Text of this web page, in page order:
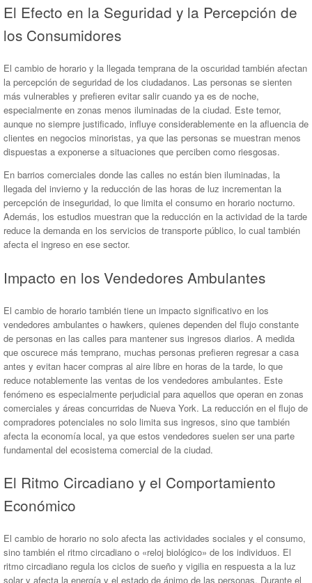
El Efecto en la Seguridad y la Percepción de
los Consumidores
El cambio de horario y la llegada temprana de la oscuridad también afectan
la percepción de seguridad de los ciudadanos. Las personas se sienten
más vulnerables y prefieren evitar salir cuando ya es de noche,
especialmente en zonas menos iluminadas de la ciudad. Este temor,
aunque no siempre justificado, influye considerablemente en la afluencia de
clientes en negocios minoristas, ya que las personas se muestran menos
dispuestas a exponerse a situaciones que perciben como riesgosas.
En barrios comerciales donde las calles no están bien iluminadas, la
llegada del invierno y la reducción de las horas de luz incrementan la
percepción de inseguridad, lo que limita el consumo en horario nocturno.
Además, los estudios muestran que la reducción en la actividad de la tarde
reduce la demanda en los servicios de transporte público, lo cual también
afecta el ingreso en ese sector.
Impacto en los Vendedores Ambulantes
El cambio de horario también tiene un impacto significativo en los
vendedores ambulantes o hawkers, quienes dependen del flujo constante
de personas en las calles para mantener sus ingresos diarios. A medida
que oscurece más temprano, muchas personas prefieren regresar a casa
antes y evitan hacer compras al aire libre en horas de la tarde, lo que
reduce notablemente las ventas de los vendedores ambulantes. Este
fenómeno es especialmente perjudicial para aquellos que operan en zonas
comerciales y áreas concurridas de Nueva York. La reducción en el flujo de
compradores potenciales no solo limita sus ingresos, sino que también
afecta la economía local, ya que estos vendedores suelen ser una parte
fundamental del ecosistema comercial de la ciudad.
El Ritmo Circadiano y el Comportamiento
Económico
El cambio de horario no solo afecta las actividades sociales y el consumo,
sino también el ritmo circadiano o «reloj biológico» de los individuos. El
ritmo circadiano regula los ciclos de sueño y vigilia en respuesta a la luz
solar y afecta la energía y el estado de ánimo de las personas. Durante el